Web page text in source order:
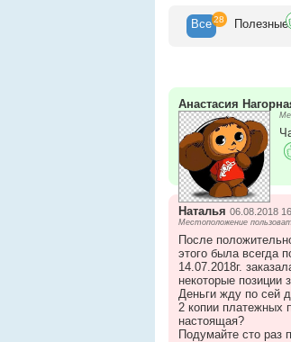
Все 28 Полезные
Анастасия
Наталья 06.08.2018
Местоположение
После
этого была всегда
14.07.2018г.
некоторые позиции
Деньги жду по сей
2 копии платежных
настоящая?
Подумайте сто раз